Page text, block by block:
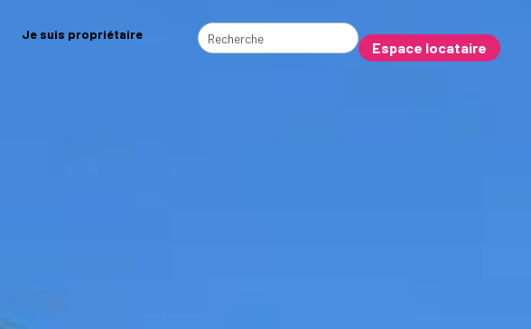
Je suis propriétaire
Espace locataire